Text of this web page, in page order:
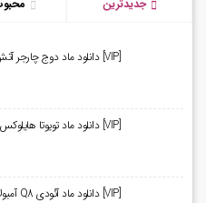
جدیدترین
[VIP] دانلود ماد دوج چارجر آتش نشانی برای فایوام
[VIP] دانلود ماد تویوتا هایلوکس جنگلبانی برای فایوام
[VIP] دانلود ماد آئودی Q8 آمبولانس برای فایوام